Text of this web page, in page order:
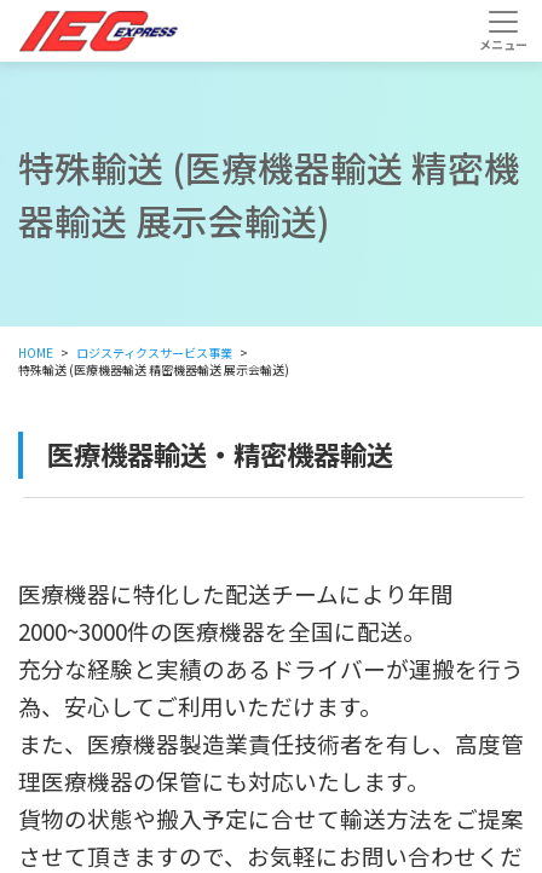
特殊輸送 (医療機器輸送 精密機
器輸送 展示会輸送)
HOME
ロジスティクスサービス事業
特殊輸送 (医療機器輸送 精密機器輸送 展示会輸送)
医療機器輸送・精密機器輸送
医療機器に特化した配送チームにより年間
2000~3000件の医療機器を全国に配送。
充分な経験と実績のあるドライバーが運搬を行う
為、安心してご利用いただけます。
また、医療機器製造業責任技術者を有し、高度管
理医療機器の保管にも対応いたします。
貨物の状態や搬入予定に合せて輸送方法をご提案
させて頂きますので、お気軽にお問い合わせくだ